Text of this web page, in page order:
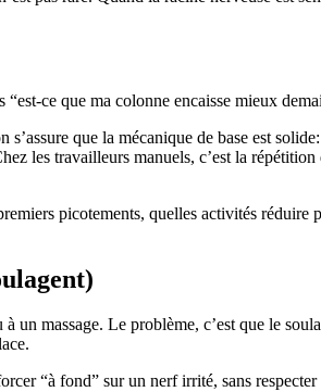
ce que ma colonne encaisse mieux
que la mécanique de base est
les travailleurs manuels, c’est la
picotements, quelles activités
massage. Le problème, c’est que le
“à fond” sur un nerf irrité, sans